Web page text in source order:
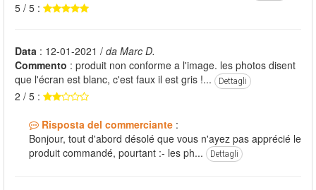
5 / 5 :
Data : 12-01-2021 / da Marc D.
Commento : produit non conforme a l'image. les photos disent
que l'écran est blanc, c'est faux il est gris !...
Dettagli
2 / 5 :
Risposta del commerciante :
Bonjour, tout d'abord désolé que vous n'ayez pas apprécié le
produit commandé, pourtant :- les ph...
Dettagli